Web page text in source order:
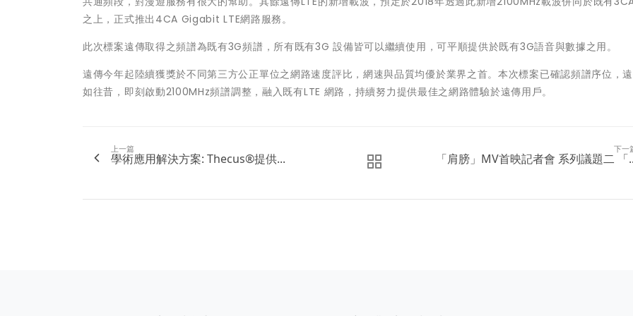
之上，正式推出4CA Gigabit LTE網路服務。
此次標案遠傳取得之頻譜為既有3G頻譜，所有既有3G 設備皆可以繼續使用，可平順提供於既有3G語音與數據之用。
遠傳今年起陸續獲獎於不同第三方公正單位之網路速度評比，網速與品質均優於業界之首。本次標案已確認頻譜序位，
如往昔，即刻啟動2100MHz頻譜調整，融入既有LTE 網路，持續努力提供最佳之網路體驗於遠傳用戶。
上一篇
學術應用解決方案: Thecus®提供...
下一
「肩膀」MV首映記者會 系列議題二 「